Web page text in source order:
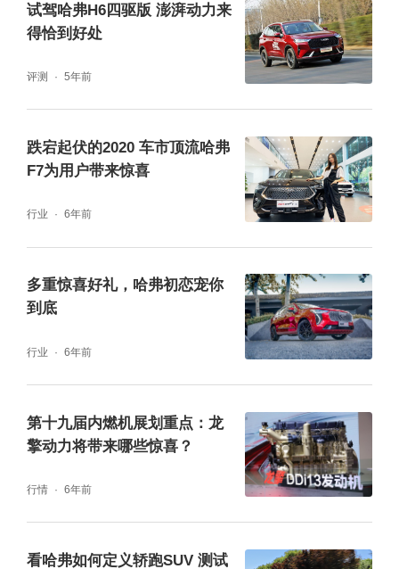
试驾哈弗H6四驱版 澎湃动力来
得恰到好处
评测 5年前
跌宕起伏的2020 车市顶流哈弗
F7为用户带来惊喜
行业 6年前
多重惊喜好礼，哈弗初恋宠你
到底
行业 6年前
第十九届内燃机展划重点：龙
擎动力将带来哪些惊喜？
行情 6年前
看哈弗如何定义轿跑SUV 测试